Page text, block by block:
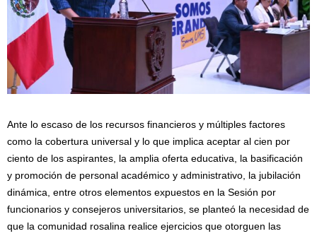
Ante lo escaso de los recursos financieros y múltiples factores
como la cobertura universal y lo que implica aceptar al cien por
ciento de los aspirantes, la amplia oferta educativa, la basificación
y promoción de personal académico y administrativo, la jubilación
dinámica, entre otros elementos expuestos en la Sesión por
funcionarios y consejeros universitarios, se planteó la necesidad de
que la comunidad rosalina realice ejercicios que otorguen las